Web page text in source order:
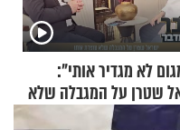
לא מגדיר אותי":
שטרן על המגבלה שלא
אותו